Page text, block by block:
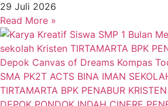
29 Juli 2026
Read More »